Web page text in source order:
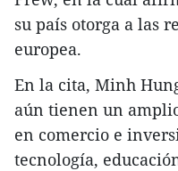
su país otorga a las
europea.
En la cita, Minh
aún tienen un
en comercio e
tecnología,